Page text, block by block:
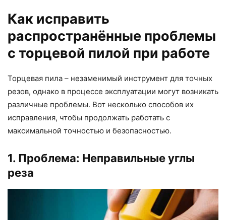
Как исправить
распространённые проблемы
с торцевой пилой при работе
Торцевая пила – незаменимый инструмент для точных
резов, однако в процессе эксплуатации могут возникать
различные проблемы. Вот несколько способов их
исправления, чтобы продолжать работать с
максимальной точностью и безопасностью.
1. Проблема: Неправильные углы
реза